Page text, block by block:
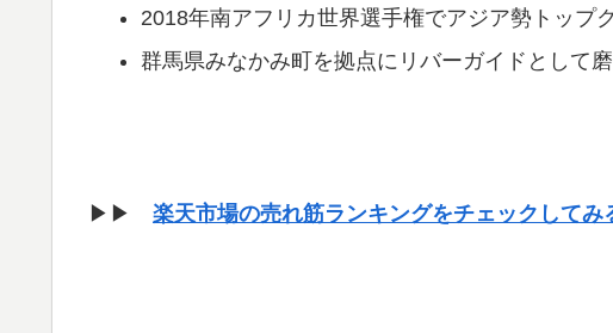
2018年南アフリカ世界選手権でアジア勢トップ
群馬県みなかみ町を拠点にリバーガイドとして
▶▶ 楽天市場の売れ筋ランキングをチェックしてみ